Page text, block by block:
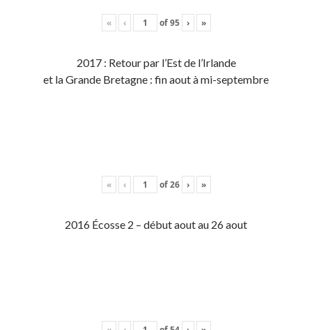
« ‹ of95 › »
2017 : Retour par l’Est de l’Irlande
et la Grande Bretagne : fin aout à mi-septembre
« ‹ of26 › »
2016 Écosse 2 – début aout au 26 aout